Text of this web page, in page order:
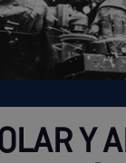
Y